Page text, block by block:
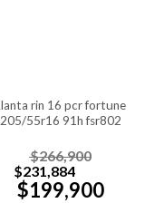
205/55r16 91h fsr802
$266,900
$231,884
$199,900